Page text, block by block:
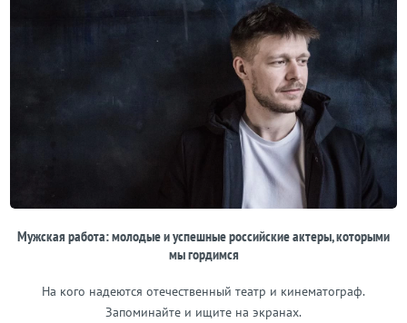
Мужская работа: молодые и успешные российские актеры, которыми
мы гордимся
На кого надеются отечественный театр и кинематограф.
Запоминайте и ищите на экранах.